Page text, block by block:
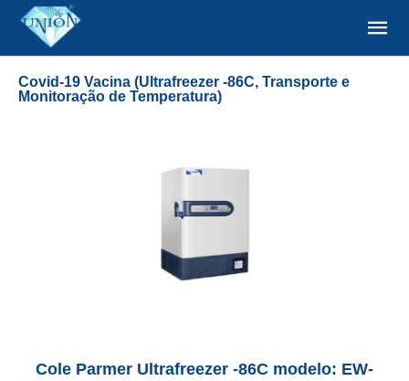
Covid-19 Vacina (Ultrafreezer -86C, Transporte e
Monitoração de Temperatura)
Cole Parmer Ultrafreezer -86C modelo: EW-